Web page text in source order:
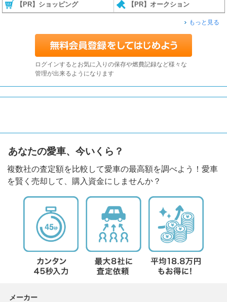
【PR】ショッピング 【PR】オークション
もっと見る
ログインするとお気に入りの保存や燃費記録など様々な
管理が出来るようになります
あなたの愛車、今いくら？
複数社の査定額を比較して愛車の最高額を調べよう！愛車
を賢く売却して、購入資金にしませんか？
メーカー